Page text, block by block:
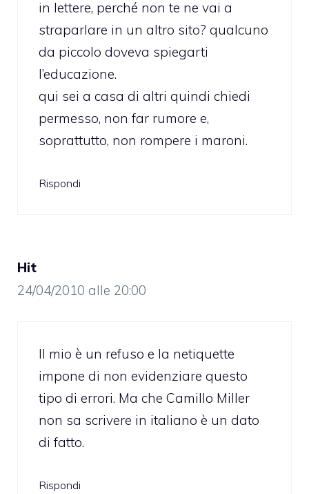
in lettere, perché non te ne vai a
straparlare in un altro sito? qualcuno
da piccolo doveva spiegarti
l’educazione.
qui sei a casa di altri quindi chiedi
permesso, non far rumore e,
soprattutto, non rompere i maroni.
Rispondi
Hit
24/04/2010 alle 20:00
Il mio è un refuso e la netiquette
impone di non evidenziare questo
tipo di errori. Ma che Camillo Miller
non sa scrivere in italiano è un dato
di fatto.
Rispondi